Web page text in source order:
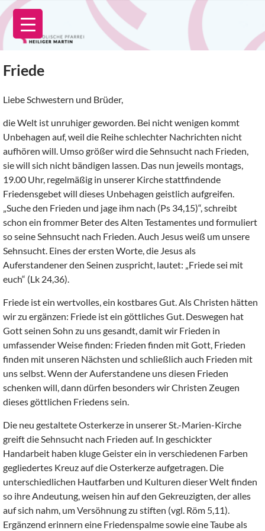
Zum
Inhalt
springen
Friede
Liebe Schwestern und Brüder,
die Welt ist unruhiger geworden. Bei nicht wenigen kommt
Unbehagen auf, weil die Reihe schlechter Nachrichten nicht
aufhören will. Umso größer wird die Sehnsucht nach Frieden,
sie will sich nicht bändigen lassen. Das nun jeweils montags,
19.00 Uhr, regelmäßig in unserer Kirche stattfindende
Friedensgebet will dieses Unbehagen geistlich aufgreifen.
„Suche den Frieden und jage ihm nach (Ps 34,15)“, schreibt
schon ein frommer Beter des Alten Testamentes und formuliert
so seine Sehnsucht nach Frieden. Auch Jesus weiß um unsere
Sehnsucht. Eines der ersten Worte, die Jesus als
Auferstandener den Seinen zuspricht, lautet: „Friede sei mit
euch“ (Lk 24,36).
Friede ist ein wertvolles, ein kostbares Gut. Als Christen hätten
wir zu ergänzen: Friede ist ein göttliches Gut. Deswegen hat
Gott seinen Sohn zu uns gesandt, damit wir Frieden in
umfassender Weise finden: Frieden finden mit Gott, Frieden
finden mit unseren Nächsten und schließlich auch Frieden mit
uns selbst. Wenn der Auferstandene uns diesen Frieden
schenken will, dann dürfen besonders wir Christen Zeugen
dieses göttlichen Friedens sein.
Die neu gestaltete Osterkerze in unserer St.-Marien-Kirche
greift die Sehnsucht nach Frieden auf. In geschickter
Handarbeit haben kluge Geister ein in verschiedenen Farben
gegliedertes Kreuz auf die Osterkerze aufgetragen. Die
unterschiedlichen Hautfarben und Kulturen dieser Welt finden
so ihre Andeutung, weisen hin auf den Gekreuzigten, der alles
auf sich nahm, um Versöhnung zu stiften (vgl. Röm 5,11).
Ergänzend erinnern eine Friedenspalme sowie eine Taube als